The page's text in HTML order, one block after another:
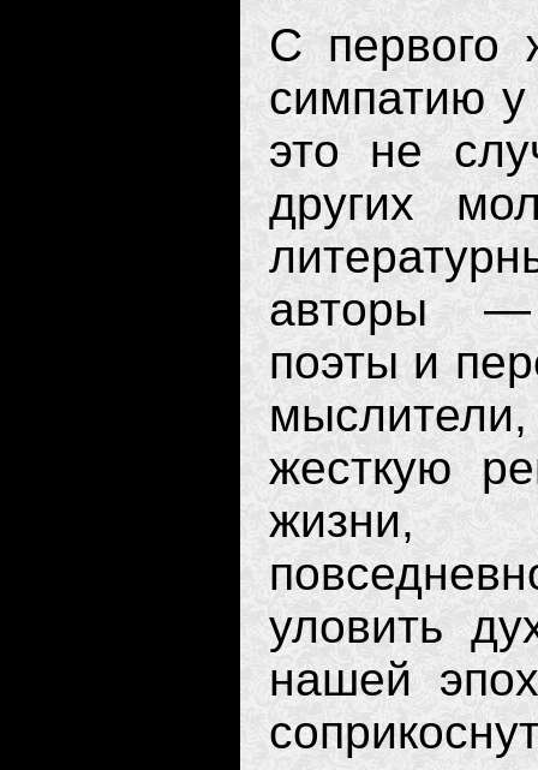
С первого
симпатию у
это не
других
авторы —
поэты и
жесткую
жизни,
уловить
нашей